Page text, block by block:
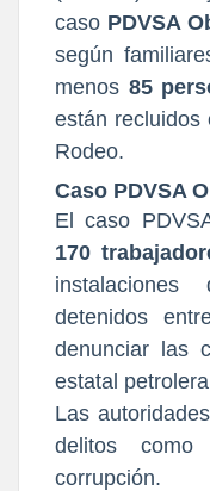
caso PDVSA
según
menos 85
están recluidos
Rodeo.
Caso PDVSA
El caso
170
detenidos
denunciar las
estatal
Las
delitos como
corrupción.